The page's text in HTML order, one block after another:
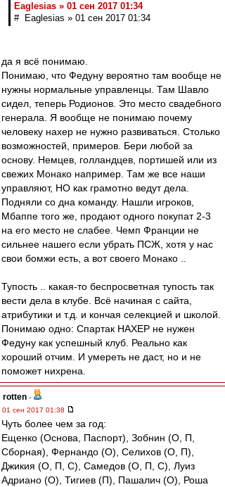
Eaglesias » 01 сен 2017 01:34
# Eaglesias » 01 сен 2017 01:34
да я всё понимаю.
Понимаю, что Федуну вероятно там вообще не
нужны нормальные управленцы. Там Шавло
сидел, теперь Родионов. Это место свадебного
генерала. Я вообще не понимаю почему
человеку нахер не нужно развиваться. Столько
возможностей, примеров. Бери любой за
основу. Немцев, голландцев, портишей или из
свежих Монако например. Там же все наши
управляют, НО как грамотно ведут дела.
Подняли со дна команду. Нашли игроков,
Мбаппе того же, продают одного покупат 2-3
на его место не слабее. Чемп Франции не
сильнее нашего если убрать ПСЖ, хотя у нас
свои бомжи есть, а вот своего Монако ..
Тупость .. какая-то беспросветная тупость так
вести дела в клубе. Всё начиная с сайта,
атрибутики и т.д. и кончая селекцией и школой.
Понимаю одно: Спартак НАХЕР не нужен
Федуну как успешный клуб. Реально как
хороший отчим. И умереть не даст, но и не
поможет нихрена.
rotten -
01 сен 2017 01:38
Чуть более чем за год:
Ещенко (Основа, Паспорт), Зобнин (О, П,
Сборная), Фернандо (О), Селихов (О, П),
Джикия (О, П, С), Самедов (О, П, С), Луиз
Адриано (О), Тигиев (П), Пашалич (О), Роша